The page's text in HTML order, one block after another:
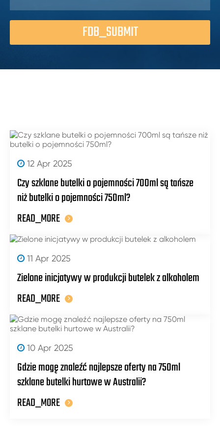
FDB_SUBMIT
12 Apr 2025
Czy szklane butelki o pojemności 700ml są tańsze
niż butelki o pojemności 750ml?
READ_MORE
11 Apr 2025
Zielone inicjatywy w produkcji butelek z alkoholem
READ_MORE
10 Apr 2025
Gdzie mogę znaleźć najlepsze oferty na 750ml
szklane butelki hurtowe w Australii?
READ_MORE